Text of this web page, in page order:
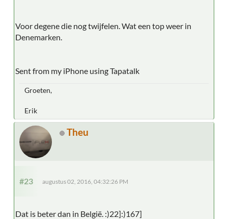
Voor degene die nog twijfelen. Wat een top weer in
Denemarken.
Sent from my iPhone using Tapatalk
Groeten,
Erik
Theu
#23 augustus 02, 2016, 04:32:26 PM
Dat is beter dan in België. :)22]:)167]